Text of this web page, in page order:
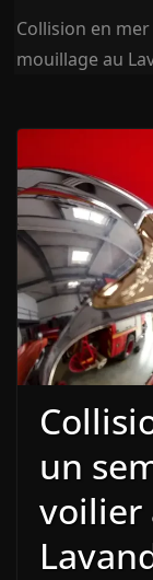
Collision en
mouillage au
un
voilier